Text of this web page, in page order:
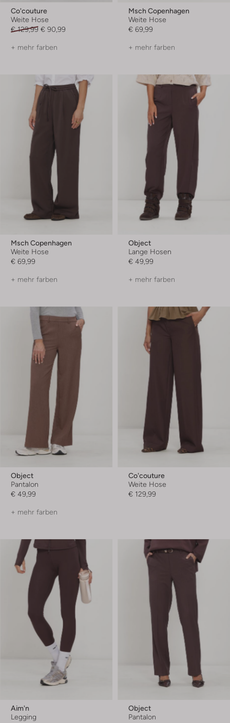
Co'couture
Weite Hose
€ 129,99 € 90,99
+ mehr farben
Msch Copenhagen
Weite Hose
€ 69,99
+ mehr farben
Msch Copenhagen
Weite Hose
€ 69,99
+ mehr farben
Object
Lange Hosen
€ 49,99
+ mehr farben
Object
Pantalon
€ 49,99
+ mehr farben
Co'couture
Weite Hose
€ 129,99
Aim'n
Legging
Object
Pantalon